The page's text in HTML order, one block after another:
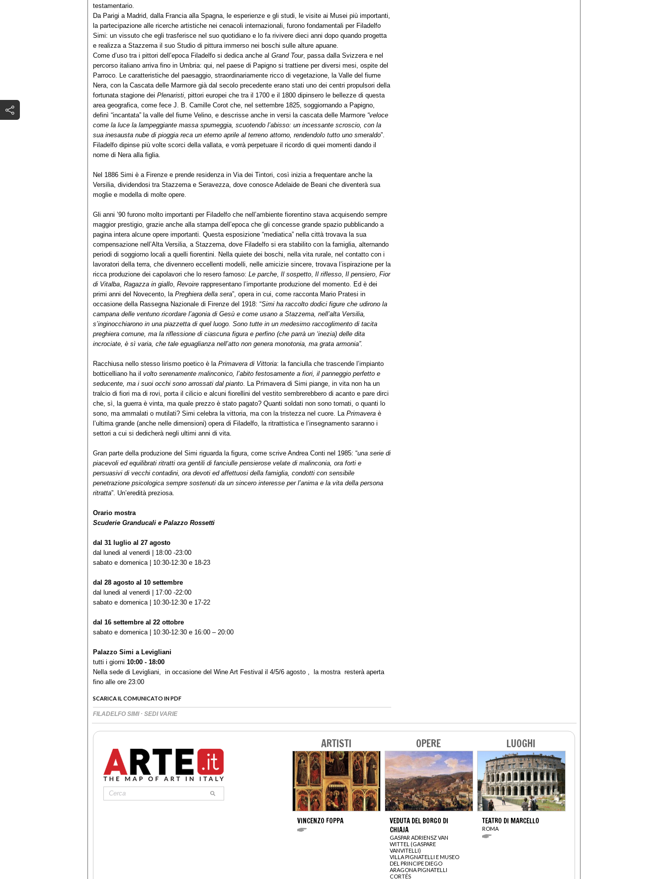
testamentario.
Da Parigi a Madrid, dalla Francia alla Spagna, le esperienze e gli studi, le visite ai Musei più importanti,
la partecipazione alle ricerche artistiche nei cenacoli internazionali, furono fondamentali per Filadelfo
Simi: un vissuto che egli trasferisce nel suo quotidiano e lo fa rivivere dieci anni dopo quando progetta
e realizza a Stazzema il suo Studio di pittura immerso nei boschi sulle alture apuane.
Come d’uso tra i pittori dell’epoca Filadelfo si dedica anche al Grand Tour, passa dalla Svizzera e nel
percorso italiano arriva fino in Umbria: qui, nel paese di Papigno si trattiene per diversi mesi, ospite del
Parroco. Le caratteristiche del paesaggio, straordinariamente ricco di vegetazione, la Valle del fiume
Nera, con la Cascata delle Marmore già dal secolo precedente erano stati uno dei centri propulsori della
fortunata stagione dei Plenaristi , pittori europei che tra il 1700 e il 1800 dipinsero le bellezze di questa
area geografica, come fece J. B. Camille Corot che, nel settembre 1825, soggiornando a Papigno,
definì “incantata” la valle del fiume Velino, e descrisse anche in versi la cascata delle Marmore “veloce
come la luce la lampeggiante massa spumeggia, scuotendo l’abisso: un incessante scroscio, con la
sua inesausta nube di pioggia reca un eterno aprile al terreno attorno, rendendolo tutto uno smeraldo”.
Filadelfo dipinse più volte scorci della vallata, e vorrà perpetuare il ricordo di quei momenti dando il
nome di Nera alla figlia.
Nel 1886 Simi è a Firenze e prende residenza in Via dei Tintori, così inizia a frequentare anche la
Versilia, dividendosi tra Stazzema e Seravezza, dove conosce Adelaide de Beani che diventerà sua
moglie e modella di molte opere.
Gli anni ’90 furono molto importanti per Filadelfo che nell’ambiente fiorentino stava acquisendo sempre
maggior prestigio, grazie anche alla stampa dell’epoca che gli concesse grande spazio pubblicando a
pagina intera alcune opere importanti. Questa esposizione “mediatica” nella città trovava la sua
compensazione nell’Alta Versilia, a Stazzema, dove Filadelfo si era stabilito con la famiglia, alternando
periodi di soggiorno locali a quelli fiorentini. Nella quiete dei boschi, nella vita rurale, nel contatto con i
lavoratori della terra, che divennero eccellenti modelli, nelle amicizie sincere, trovava l’ispirazione per la
ricca produzione dei capolavori che lo resero famoso: Le parche Il sospetto Il riflesso Il pensiero Fior
di Vitalba Ragazza in giallo Revoire rappresentano l’importante produzione del momento. Ed è dei
primi anni del Novecento, la Preghiera della sera”, opera in cui, come racconta Mario Pratesi in
occasione della Rassegna Nazionale di Firenze del 1918: “Simi ha raccolto dodici figure che udirono la
campana delle ventuno ricordare l’agonia di Gesù e come usano a Stazzema, nell’alta Versilia,
s’inginocchiarono in una piazzetta di quel luogo. Sono tutte in un medesimo raccoglimento di tacita
preghiera comune, ma la riflessione di ciascuna figura e perfino (che parrà un ‘inezia) delle dita
incrociate, è sì varia, che tale eguaglianza nell’atto non genera monotonia, ma grata armonia”.
Racchiusa nello stesso lirismo poetico è la Primavera di Vittoria: la fanciulla che trascende l’impianto
botticelliano ha il volto serenamente malinconico, l’abito festosamente a fiori, il panneggio perfetto e
seducente, ma i suoi occhi sono arrossati dal pianto . La Primavera di Simi piange, in vita non ha un
tralcio di fiori ma di rovi, porta il cilicio e alcuni fiorellini del vestito sembrerebbero di acanto e pare dirci
che, sì, la guerra è vinta, ma quale prezzo è stato pagato? Quanti soldati non sono tornati, o quanti lo
sono, ma ammalati o mutilati? Simi celebra la vittoria, ma con la tristezza nel cuore. La Primavera è
l’ultima grande (anche nelle dimensioni) opera di Filadelfo, la ritrattistica e l’insegnamento saranno i
settori a cui si dedicherà negli ultimi anni di vita.
Gran parte della produzione del Simi riguarda la figura, come scrive Andrea Conti nel 1985: “una serie di
piacevoli ed equilibrati ritratti ora gentili di fanciulle pensierose velate di malinconia, ora forti e
persuasivi di vecchi contadini, ora devoti ed affettuosi della famiglia, condotti con sensibile
penetrazione psicologica sempre sostenuti da un sincero interesse per l’anima e la vita della persona
ritratta”. Un’eredità preziosa.
Orario mostra
Scuderie Granducali e Palazzo Rossetti
dal 31 luglio al 27 agosto
dal lunedi al venerdi | 18:00 -23:00
sabato e domenica | 10:30-12:30 e 18-23
dal 28 agosto al 10 settembre
dal lunedi al venerdi | 17:00 -22:00
sabato e domenica | 10:30-12:30 e 17-22
dal 16 settembre al 22 ottobre
sabato e domenica | 10:30-12:30 e 16:00 – 20:00
Palazzo Simi a Levigliani
tutti i giorni 10:00 - 18:00
Nella sede di Levigliani, in occasione del Wine Art Festival il 4/5/6 agosto , la mostra resterà aperta
fino alle ore 23:00
SCARICA IL COMUNICATO IN PDF
FILADELFO SIMI · SEDI VARIE
ARTISTI
VINCENZO FOPPA
OPERE
VEDUTA DEL BORGO DI
CHIAJA
GASPAR ADRIENSZ VAN
WITTEL (GASPARE
VANVITELLI)
VILLA PIGNATELLI E MUSEO
DEL PRINCIPE DIEGO
ARAGONA PIGNATELLI
CORTÉS
LUOGHI
TEATRO DI MARCELLO
ROMA